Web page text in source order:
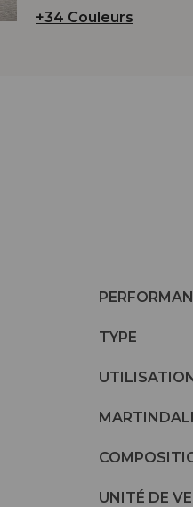
+34 Couleurs
TYPE
UNITÉ DE